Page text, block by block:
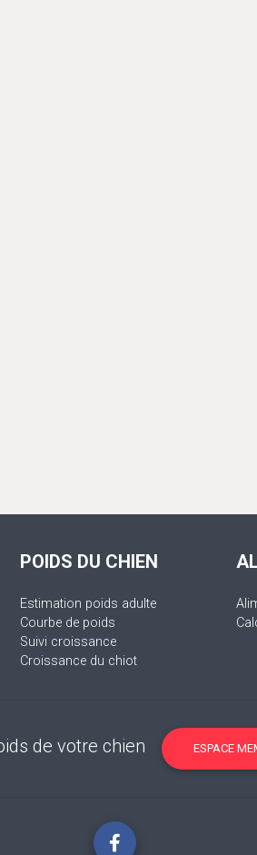
POIDS DU CHIEN
Estimation poids adulte
Courbe de poids
Suivi croissance
Croissance du chiot
de votre chien ESPACE